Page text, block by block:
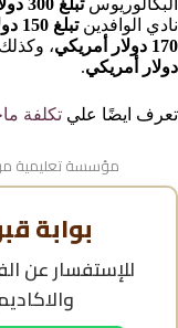
البكالوريوستبلغ 300 دولار أمريكي
نادي الوافدينتبلغ 150 دولار أمريكي
170 دولار أمريكي
،
دولار أمريكي.
تعرف ايضًا علي تكلفة
مؤسسة تعليمية
بوابة
للإستفسار عن